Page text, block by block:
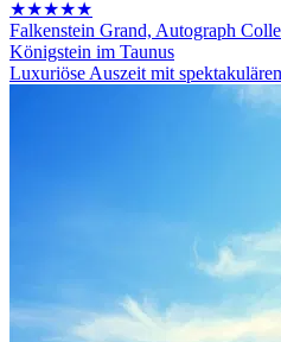
★★★★★
Falkenstein Grand, Autograph
Königstein im Taunus
Luxuriöse Auszeit mit